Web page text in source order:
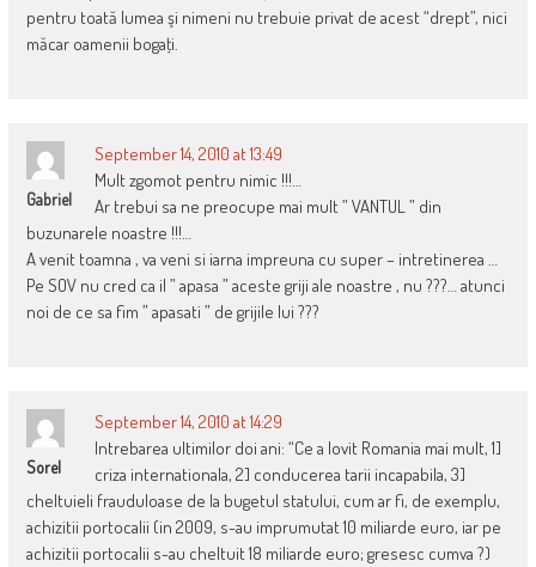
pentru toată lumea şi nimeni nu trebuie privat de acest “drept”, nici
măcar oamenii bogaţi.
Gabriel
September 14, 2010 at 13:49
Mult zgomot pentru nimic !!!…
Ar trebui sa ne preocupe mai mult ” VANTUL ” din
buzunarele noastre !!!…
A venit toamna , va veni si iarna impreuna cu super – intretinerea …
Pe SOV nu cred ca il ” apasa ” aceste griji ale noastre , nu ???… atunci
noi de ce sa fim ” apasati ” de grijile lui ???
Sorel
September 14, 2010 at 14:29
Intrebarea ultimilor doi ani: “Ce a lovit Romania mai mult, 1]
criza internationala, 2] conducerea tarii incapabila, 3]
cheltuieli frauduloase de la bugetul statului, cum ar fi, de exemplu,
achizitii portocalii (in 2009, s-au imprumutat 10 miliarde euro, iar pe
achizitii portocalii s-au cheltuit 18 miliarde euro; gresesc cumva ?)